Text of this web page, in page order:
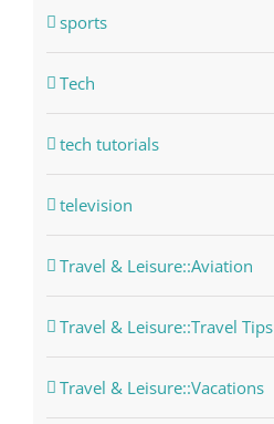
sports
Tech
tech tutorials
television
Travel & Leisure::Aviation
Travel & Leisure::Travel Tips
Travel & Leisure::Vacations